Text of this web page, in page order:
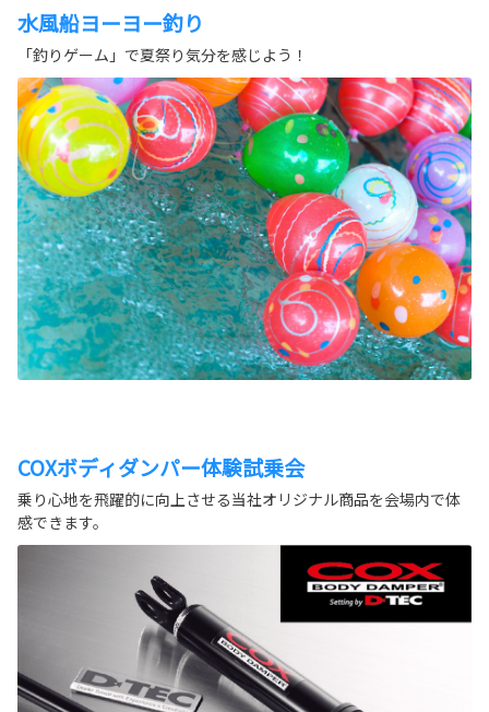
水風船ヨーヨー釣り
「釣りゲーム」で夏祭り気分を感じよう！
COXボディダンパー体験試乗会
乗り心地を飛躍的に向上させる当社オリジナル商品を会場内で体
感できます。